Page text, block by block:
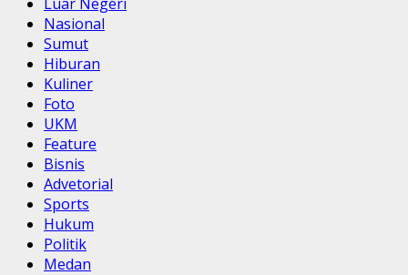
Nasional
Sumut
Hiburan
Kuliner
Foto
UKM
Feature
Bisnis
Advetorial
Sports
Hukum
Politik
Medan